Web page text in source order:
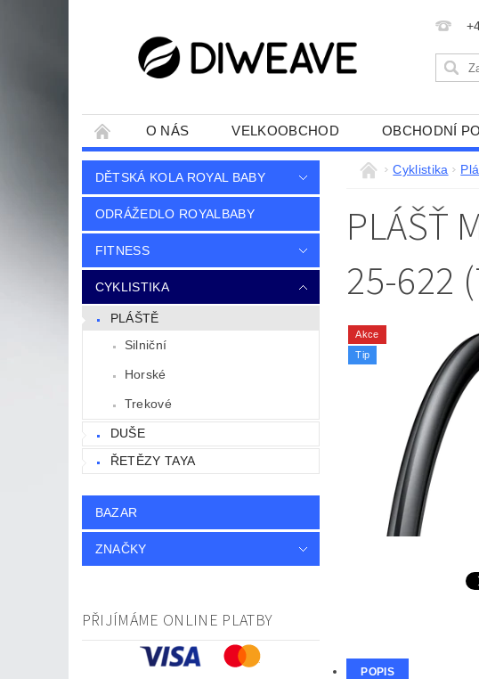
O NÁS VELKOOBCHOD OBCHODNÍ
DĚTSKÁ KOLA ROYAL BABY
ODRÁŽEDLO ROYALBABY
FITNESS
CYKLISTIKA
PLÁŠTĚ
Silniční
Horské
Trekové
DUŠE
ŘETĚZY TAYA
BAZAR
ZNAČKY
PŘIJÍMÁME ONLINE PLATBY
Cyklistika
PLÁŠŤ
25-622
Akce
Tip
POPIS